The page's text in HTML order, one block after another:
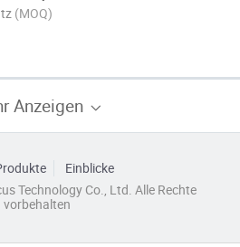
(MOQ)
Anzeigen
Einblicke
Technology Co., Ltd. Alle Rechte
vorbehalten